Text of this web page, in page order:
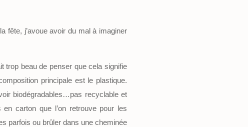
fête, j’avoue avoir du mal à imaginer
trop beau de penser que cela signifie
principale est le plastique.
biodégradables…pas recyclable et
carton que l’on retrouve pour les
parfois ou brûler dans une cheminée